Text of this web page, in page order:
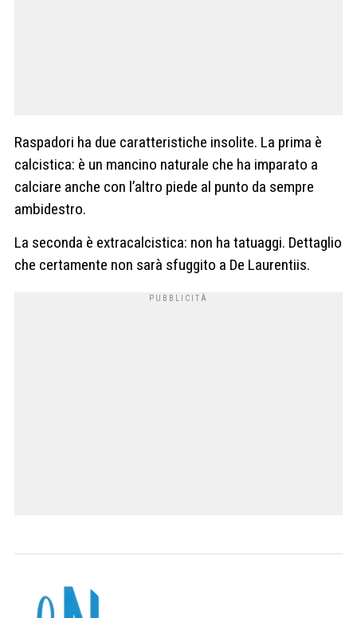
Raspadori ha due caratteristiche insolite. La prima è
calcistica: è un mancino naturale che ha imparato a
calciare anche con l’altro piede al punto da sempre
ambidestro.
La seconda è extracalcistica: non ha tatuaggi. Dettaglio
che certamente non sarà sfuggito a De Laurentiis.